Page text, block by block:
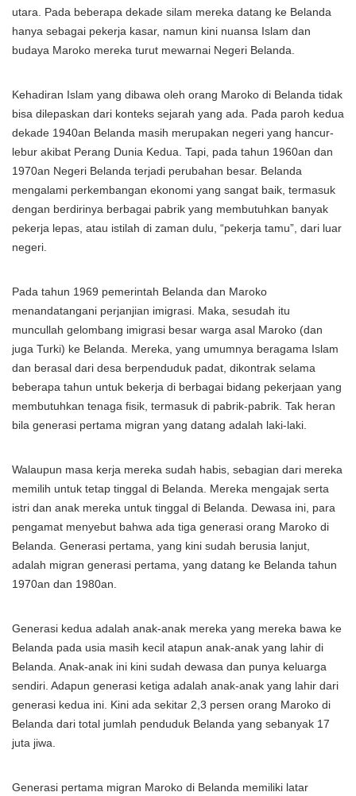
utara. Pada beberapa dekade silam mereka datang ke Belanda
hanya sebagai pekerja kasar, namun kini nuansa Islam dan
budaya Maroko mereka turut mewarnai Negeri Belanda.
Kehadiran Islam yang dibawa oleh orang Maroko di Belanda tidak
bisa dilepaskan dari konteks sejarah yang ada. Pada paroh kedua
dekade 1940an Belanda masih merupakan negeri yang hancur-
lebur akibat Perang Dunia Kedua. Tapi, pada tahun 1960an dan
1970an Negeri Belanda terjadi perubahan besar. Belanda
mengalami perkembangan ekonomi yang sangat baik, termasuk
dengan berdirinya berbagai pabrik yang membutuhkan banyak
pekerja lepas, atau istilah di zaman dulu, “pekerja tamu”, dari luar
negeri.
Pada tahun 1969 pemerintah Belanda dan Maroko
menandatangani perjanjian imigrasi. Maka, sesudah itu
muncullah gelombang imigrasi besar warga asal Maroko (dan
juga Turki) ke Belanda. Mereka, yang umumnya beragama Islam
dan berasal dari desa berpenduduk padat, dikontrak selama
beberapa tahun untuk bekerja di berbagai bidang pekerjaan yang
membutuhkan tenaga fisik, termasuk di pabrik-pabrik. Tak heran
bila generasi pertama migran yang datang adalah laki-laki.
Walaupun masa kerja mereka sudah habis, sebagian dari mereka
memilih untuk tetap tinggal di Belanda. Mereka mengajak serta
istri dan anak mereka untuk tinggal di Belanda. Dewasa ini, para
pengamat menyebut bahwa ada tiga generasi orang Maroko di
Belanda. Generasi pertama, yang kini sudah berusia lanjut,
adalah migran generasi pertama, yang datang ke Belanda tahun
1970an dan 1980an.
Generasi kedua adalah anak-anak mereka yang mereka bawa ke
Belanda pada usia masih kecil atapun anak-anak yang lahir di
Belanda. Anak-anak ini kini sudah dewasa dan punya keluarga
sendiri. Adapun generasi ketiga adalah anak-anak yang lahir dari
generasi kedua ini. Kini ada sekitar 2,3 persen orang Maroko di
Belanda dari total jumlah penduduk Belanda yang sebanyak 17
juta jiwa.
Generasi pertama migran Maroko di Belanda memiliki latar